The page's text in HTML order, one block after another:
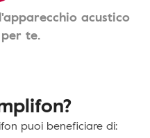
acustico
te.
puoi beneficiare di: